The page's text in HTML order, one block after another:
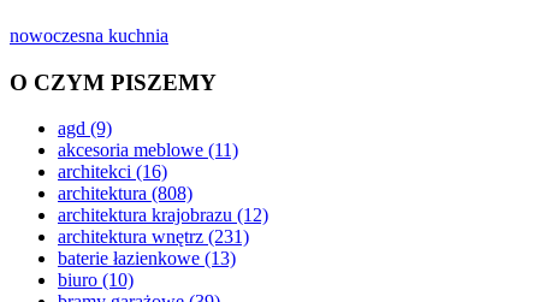
nowoczesna kuchnia
O CZYM PISZEMY
agd (9)
akcesoria meblowe (11)
architekci (16)
architektura (808)
architektura krajobrazu (12)
architektura wnętrz (231)
baterie łazienkowe (13)
biuro (10)